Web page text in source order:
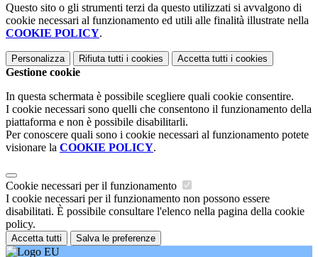
Questo sito o gli strumenti terzi da questo utilizzati si avvalgono di
cookie necessari al funzionamento ed utili alle finalità illustrate nella
COOKIE POLICY.
Personalizza Rifiuta tutti i cookies Accetta tutti i cookies
Gestione cookie
In questa schermata è possibile scegliere quali cookie consentire.
I cookie necessari sono quelli che consentono il funzionamento della
piattaforma e non è possibile disabilitarli.
Per conoscere quali sono i cookie necessari al funzionamento potete
visionare la COOKIE POLICY.
Cookie necessari per il funzionamento
I cookie necessari per il funzionamento non possono essere
disabilitati. È possibile consultare l'elenco nella pagina della cookie
policy.
Accetta tutti Salva le preferenze